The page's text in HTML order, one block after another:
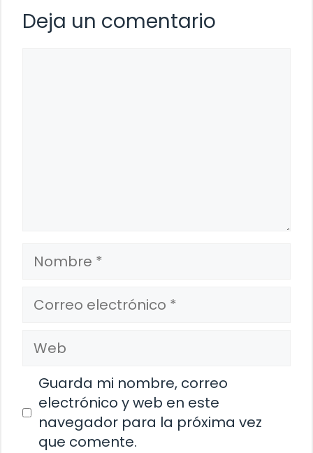
Deja un comentario
Nombre
Correo
electrónico
Web
Guarda mi nombre, correo
electrónico y web en este
navegador para la próxima vez
que comente.